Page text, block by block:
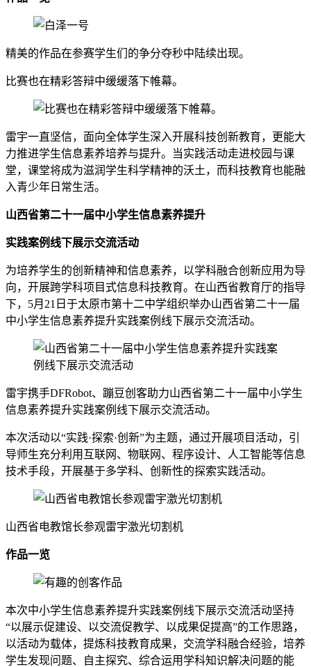
精美的作品在参赛学生们的争分夺秒中陆续出现。
比赛也在精彩答辩中缓缓落下帷幕。
雷宇一直坚信，面向全体学生深入开展科技创新教育，更能大
力推进学生信息素养培养与提升。当实践活动走进校园与课
堂，课堂将成为滋润学生科学精神的沃土，而科技教育也能融
入青少年日常生活。
山西省第二十一届中小学生信息素养提升
实践案例线下展示交流活动
为培养学生的创新精神和信息素养，以学科融合创新应用为导
向，开展跨学科项目式信息科技教育。在山西省教育厅的指导
下，5月21日于太原市第十二中学组织举办山西省第二十一届
中小学生信息素养提升实践案例线下展示交流活动。
雷宇携手DFRobot、蹦豆创客助力山西省第二十一届中小学生
信息素养提升实践案例线下展示交流活动。
本次活动以“实践·探索·创新”为主题，通过开展项目活动，引
导师生充分利用互联网、物联网、程序设计、人工智能等信息
技术手段，开展基于多学科、创新性的探索实践活动。
山西省电教馆长参观雷宇激光切割机
作品一览
本次中小学生信息素养提升实践案例线下展示交流活动坚持
“以展示促建设、以交流促教学、以成果促提高”的工作思路，
以活动为载体，提炼科技教育成果，交流学科融合经验，培养
学生发现问题、自主探究、综合运用学科知识解决问题的能